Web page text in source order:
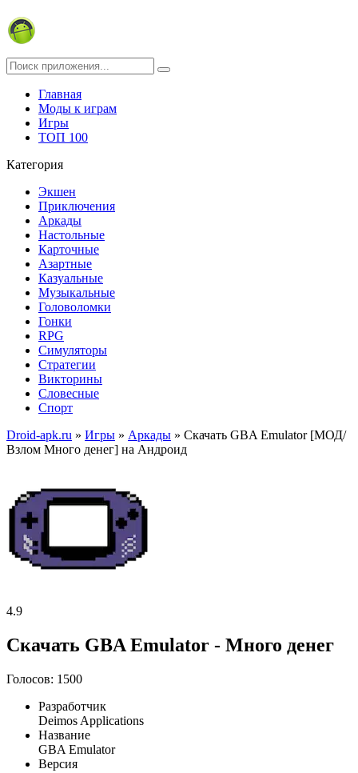
Главная
Моды к играм
Игры
ТОП 100
Категория
Экшен
Приключения
Аркады
Настольные
Карточные
Азартные
Казуальные
Музыкальные
Головоломки
Гонки
RPG
Симуляторы
Стратегии
Викторины
Словесные
Спорт
Droid-apk.ru » Игры » Аркады » Скачать GBA Emulator [МОД/
Взлом Много денег] на Андроид
4.9
Скачать GBA Emulator - Много денег
Голосов: 1500
Разработчик
Deimos Applications
Название
GBA Emulator
Версия